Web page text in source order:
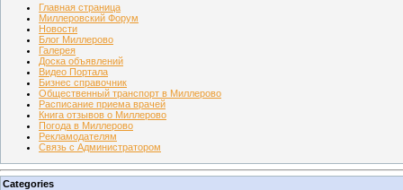
Главная страница
Миллеровский Форум
Новости
Блог Миллерово
Галерея
Доска объявлений
Видео Портала
Бизнес справочник
Общественный транспорт в Миллерово
Расписание приема врачей
Книга отзывов о Миллерово
Погода в Миллерово
Рекламодателям
Связь с Администратором
Categories